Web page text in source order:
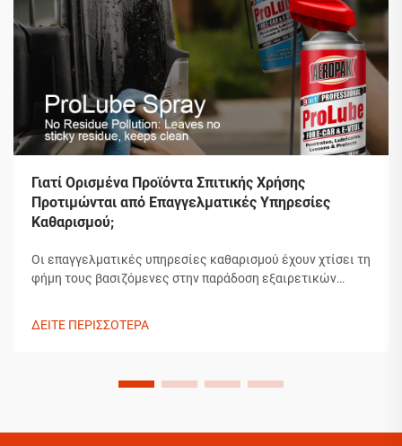
Γιατί Ορισμένα Προϊόντα Σπιτικής Χρήσης
Προτιμώνται από Επαγγελματικές Υπηρεσίες
Καθαρισμού;
Οι επαγγελματικές υπηρεσίες καθαρισμού έχουν χτίσει τη
φήμη τους βασιζόμενες στην παράδοση εξαιρετικών
ΔΕΙΤΕ ΠΕΡΙΣΣΟΤΕΡΑ